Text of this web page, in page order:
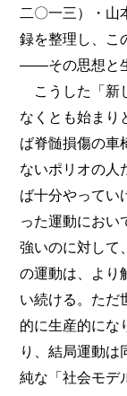
二〇一三）・山
録を整理し、こ
――その思想と
こうした「新
なくとも始まり
ば脊髄損傷の車
ないポリオの人
ば十分やってい
った運動におい
強いのに対して
の運動は、より
い続ける。ただ
的に生産的にな
り、結局運動は
純な「社会モデ